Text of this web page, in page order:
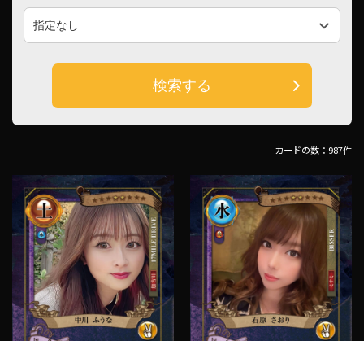
検索する
カードの数：987件